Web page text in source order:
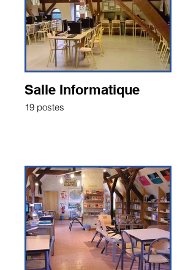
Salle Informatique
19 postes